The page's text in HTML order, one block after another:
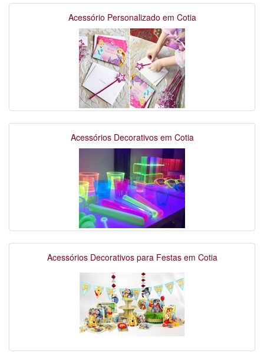
Acessório Personalizado em Cotia
Acessórios Decorativos em Cotia
Acessórios Decorativos para Festas em Cotia